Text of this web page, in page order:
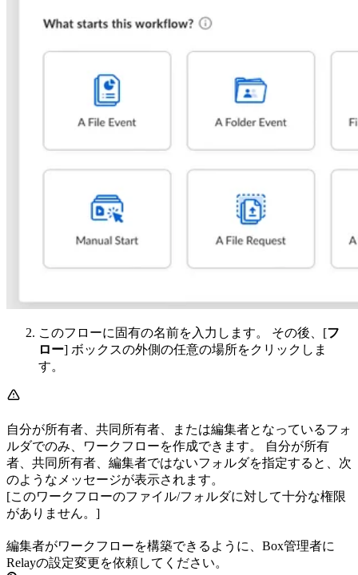
このフローに固有の名前を入力します。 その後、[フ
ロー] ボックスの外側の任意の場所をクリックしま
す。
自分が所有者、共同所有者、または編集者となっているフォ
ルダでのみ、ワークフローを作成できます。 自分が所有
者、共同所有者、編集者ではないフォルダを指定すると、次
のようなメッセージが表示されます。
[このワークフローのファイル/フォルダに対して十分な権限
がありません。]
編集者がワークフローを構築できるように、Box管理者に
Relayの設定変更を依頼してください。